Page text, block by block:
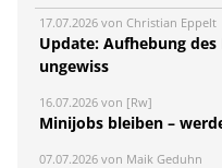
17.07.2026 von Christian Eppelt
Update: Aufhebung
ungewiss
16.07.2026 von [Rw]
Minijobs bleiben –
07.07.2026 von Maik Geduhn